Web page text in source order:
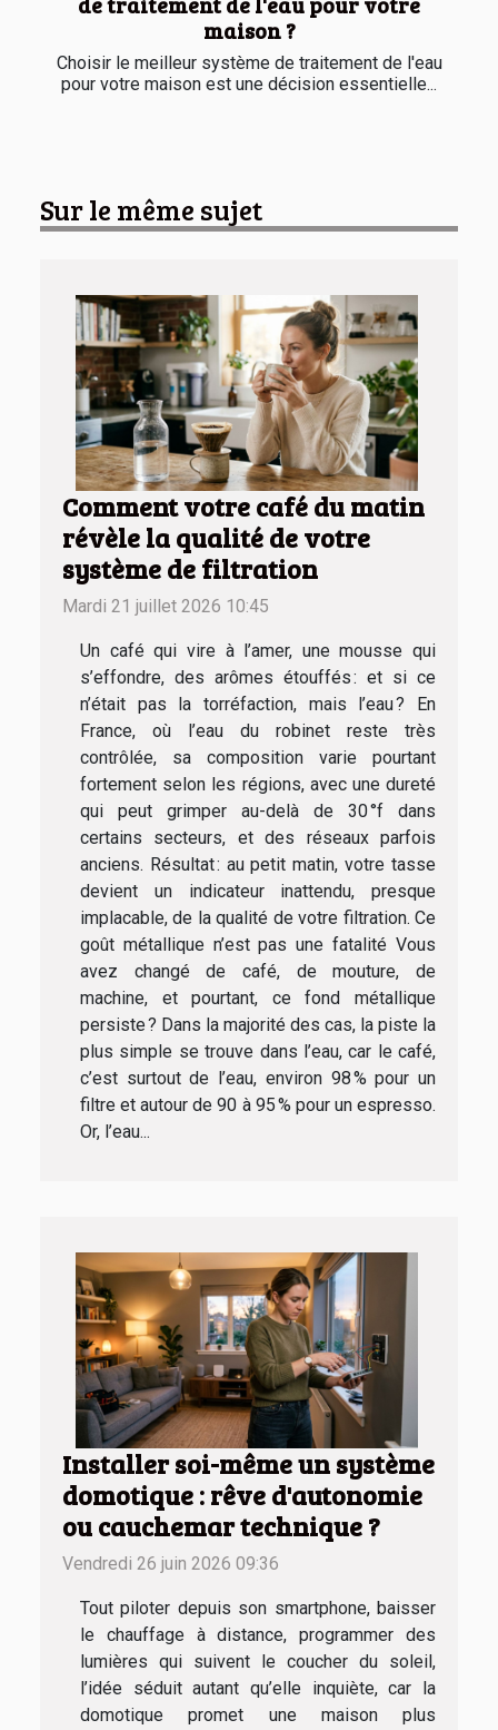
maison ?
Choisir le meilleur système de traitement de l'eau
pour votre maison est une décision essentielle...
Sur le même sujet
Comment votre café du matin
révèle la qualité de votre
système de filtration
Mardi 21 juillet 2026 10:45
Un café qui vire à l’amer, une mousse qui
s’effondre, des arômes étouffés : et si ce
n’était pas la torréfaction, mais l’eau ? En
France, où l’eau du robinet reste très
contrôlée, sa composition varie pourtant
fortement selon les régions, avec une dureté
qui peut grimper au-delà de 30 °f dans
certains secteurs, et des réseaux parfois
anciens. Résultat : au petit matin, votre tasse
devient un indicateur inattendu, presque
implacable, de la qualité de votre filtration. Ce
goût métallique n’est pas une fatalité Vous
avez changé de café, de mouture, de
machine, et pourtant, ce fond métallique
persiste ? Dans la majorité des cas, la piste la
plus simple se trouve dans l’eau, car le café,
c’est surtout de l’eau, environ 98 % pour un
filtre et autour de 90 à 95 % pour un espresso.
Or, l’eau...
Installer soi-même un système
domotique : rêve d'autonomie
ou cauchemar technique ?
Vendredi 26 juin 2026 09:36
Tout piloter depuis son smartphone, baisser
le chauffage à distance, programmer des
lumières qui suivent le coucher du soleil,
l’idée séduit autant qu’elle inquiète, car la
domotique promet une maison plus